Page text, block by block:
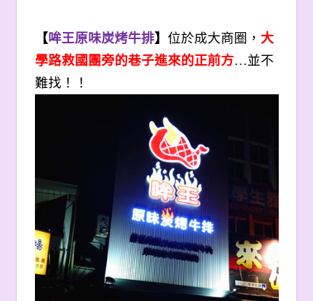
【哞王原味炭烤牛排】 位於成大商圈， 大
學路救國團旁的巷子進來的正前方…並不
難找！！